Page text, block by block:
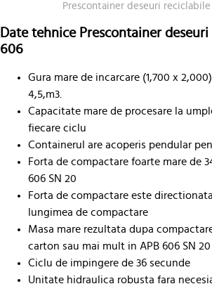
Prescontainer deseuri reciclabile
Date tehnice Prescontainer
606
Gura mare de incarcare (1,700 x
4,5,m3.
Capacitate mare de procesare la
fiecare ciclu
Containerul are acoperis pendular
Forta de compactare foarte mare de
606 SN 20
Forta de compactare este
lungimea de compactare
Masa mare rezultata dupa
carton sau mai mult in APB 606 SN 20
Ciclu de impingere de 36 secunde
Unitate hidraulica robusta fara